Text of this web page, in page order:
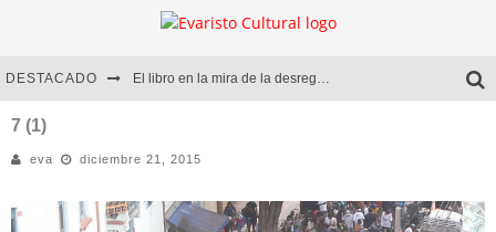
DESTACADO El libro en la mira de la desregulación
Diego Meret | Hotel Acapulco
Alejandra Correa | La nieve
7 (1)
eva diciembre 21, 2015